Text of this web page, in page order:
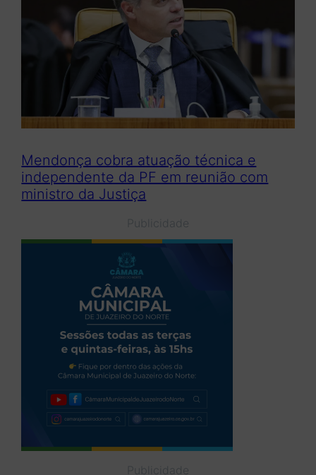
Mendonça cobra atuação técnica e
independente da PF em reunião com
ministro da Justiça
Publicidade
Publicidade